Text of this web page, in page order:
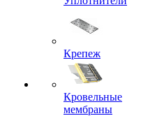
Крепеж
Кровельные
мембраны